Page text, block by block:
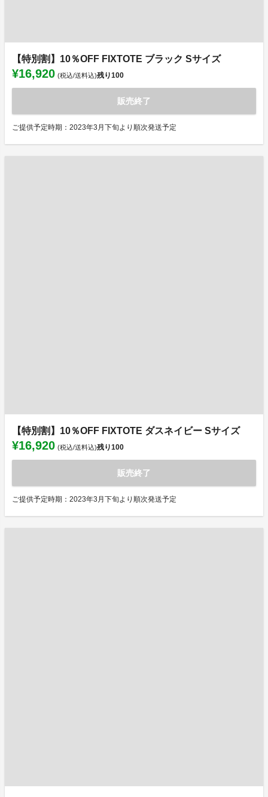
【特別割】10％OFF FIXTOTE ブラック Sサイズ
¥16,920 (税込/送料込)残り100
販売終了
ご提供予定時期：2023年3月下旬より順次発送予定
【特別割】10％OFF FIXTOTE ダスネイビー Sサイズ
¥16,920 (税込/送料込)残り100
販売終了
ご提供予定時期：2023年3月下旬より順次発送予定